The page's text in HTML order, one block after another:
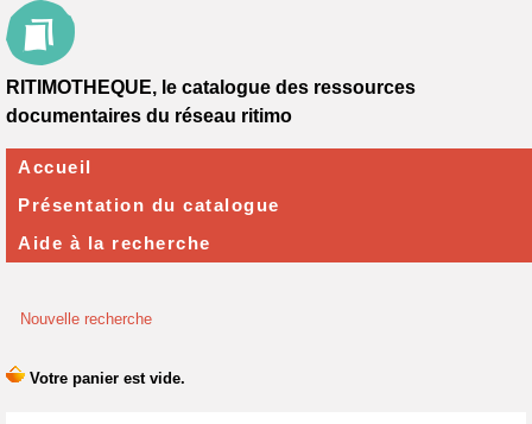
Nouvelle recherche
RITIMOTHEQUE, le catalogue des ressources
documentaires du réseau ritimo
Accueil
Présentation du catalogue
Aide à la recherche